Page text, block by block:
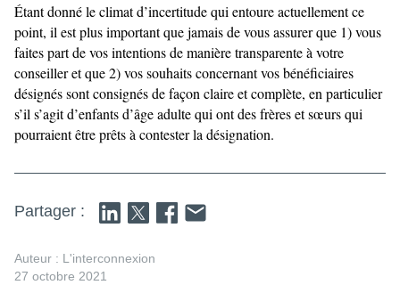
Étant donné le climat d’incertitude qui entoure actuellement ce
point, il est plus important que jamais de vous assurer que 1) vous
faites part de vos intentions de manière transparente à votre
conseiller et que 2) vos souhaits concernant vos bénéficiaires
désignés sont consignés de façon claire et complète, en particulier
s’il s’agit d’enfants d’âge adulte qui ont des frères et sœurs qui
pourraient être prêts à contester la désignation.
Partager :
Auteur : L'interconnexion
27 octobre 2021